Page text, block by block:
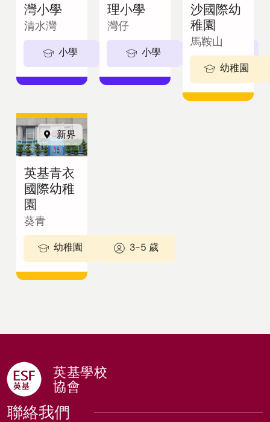
灣小學
清水灣
小學 5-11歲
理小學
灣仔
小學
沙國際幼
稚園
馬鞍山
幼稚園
新界
英基青衣
國際幼稚
園
葵青
幼稚園 3-5 歲
英基學校
協會
聯絡我們